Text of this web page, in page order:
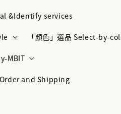
&Identify services
「顏色」選品 Select-by-
MBIT
and Shipping